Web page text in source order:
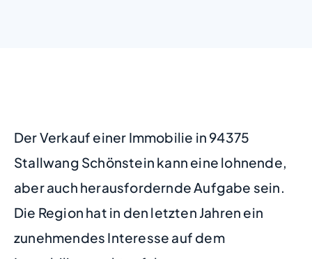
Der Verkauf einer Immobilie in 94375
Stallwang Schönstein kann eine lohnende,
aber auch herausfordernde Aufgabe sein.
Die Region hat in den letzten Jahren ein
zunehmendes Interesse auf dem